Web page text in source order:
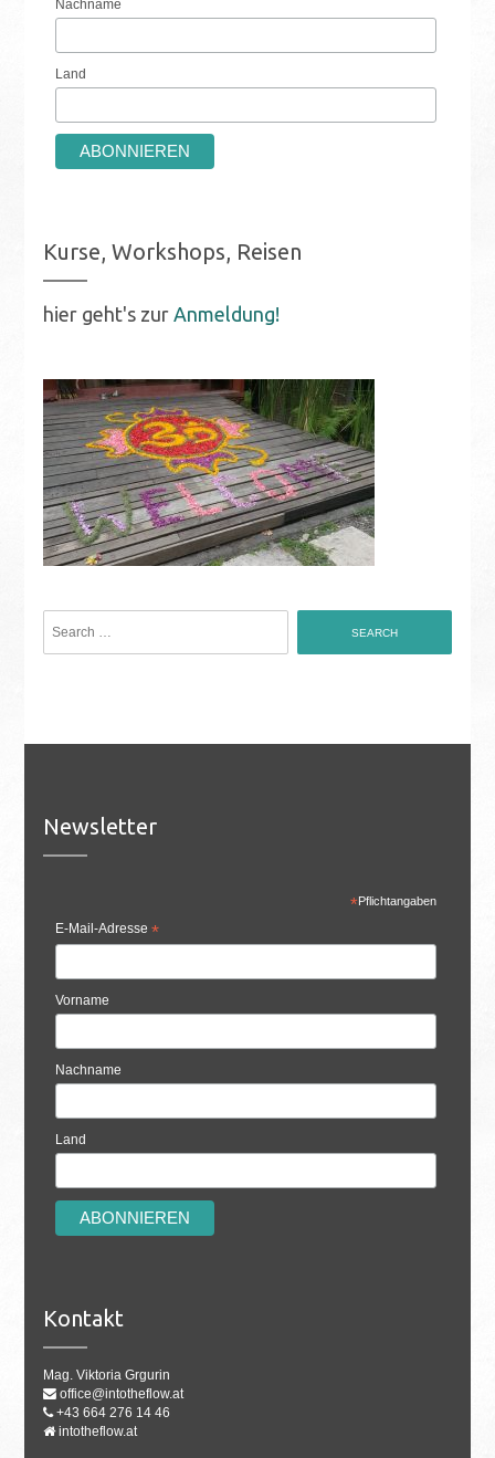
Nachname
Land
Kurse, Workshops, Reisen
hier geht's zur Anmeldung!
Newsletter
*Pflichtangaben
E-Mail-Adresse *
Vorname
Nachname
Land
Kontakt
Mag. Viktoria Grgurin
office@intotheflow.at
+43 664 276 14 46
intotheflow.at